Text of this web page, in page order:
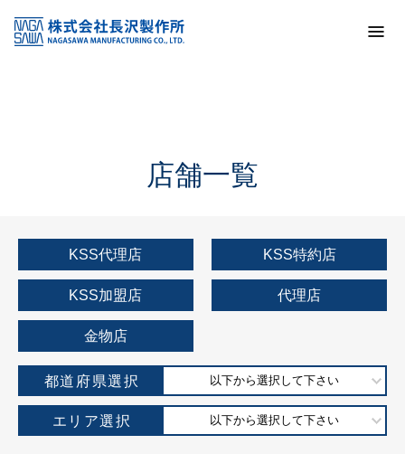
KSS加盟店・取扱店情報
店舗一覧
店舗一覧
KSS代理店 KSS特約店
KSS加盟店 代理店
金物店
都道府県選択 以下から選択して下さい
エリア選択 以下から選択して下さい